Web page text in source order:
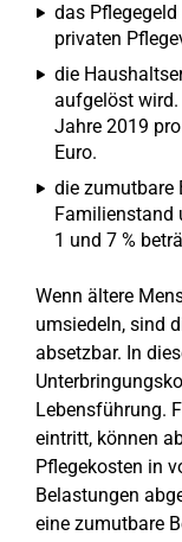
das
privaten
die
aufgelöst
Jahre 2019
Euro.
die zumutbare
Familienstand
1 und 7 %
Wenn ältere
umsiedeln, sind
absetzbar. In
Lebensführung.
eintritt, können
Pflegekosten in
Belastungen
eine zumutbare